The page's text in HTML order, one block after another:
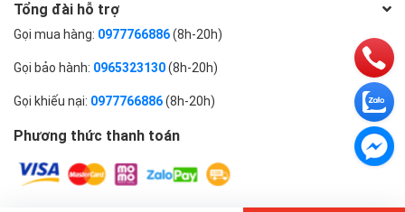
Tổng đài hỗ trợ
Gọi mua hàng: 0977766886(8h-20h)
Gọi bảo hành: 0965323130(8h-20h)
Gọi khiếu nại: 0977766886(8h-20h)
Phương thức thanh toán